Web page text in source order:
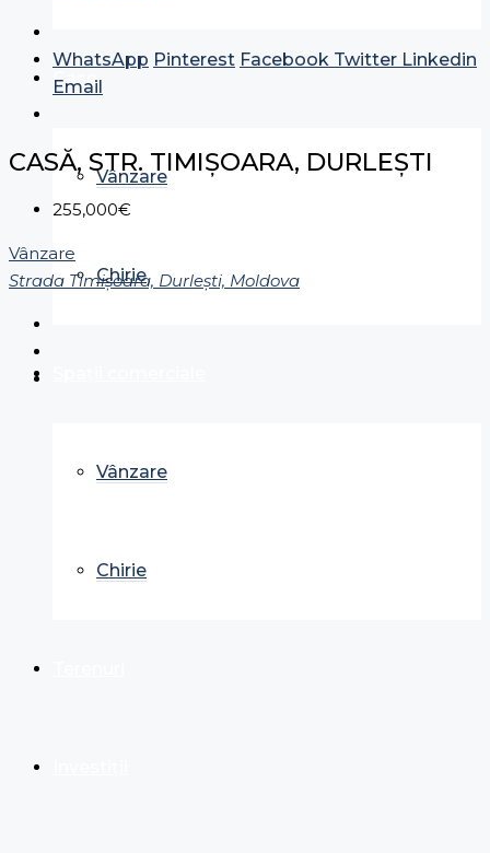
Case
Vânzare
Chirie
Vânzare
Chirie
WhatsApp Pinterest Facebook Twitter Linkedin
Email
CASĂ, STR. TIMIȘOARA, DURLEȘTI
255,000€
Vânzare
Strada Timişoara, Durleşti, Moldova